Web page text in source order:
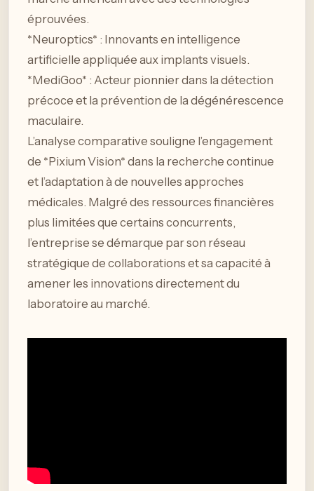
éprouvées.
*Neuroptics* : Innovants en intelligence
artificielle appliquée aux implants visuels.
*MediGoo* : Acteur pionnier dans la détection
précoce et la prévention de la dégénérescence
maculaire.
L’analyse comparative souligne l’engagement
de *Pixium Vision* dans la recherche continue
et l’adaptation à de nouvelles approches
médicales. Malgré des ressources financières
plus limitées que certains concurrents,
l’entreprise se démarque par son réseau
stratégique de collaborations et sa capacité à
amener les innovations directement du
laboratoire au marché.